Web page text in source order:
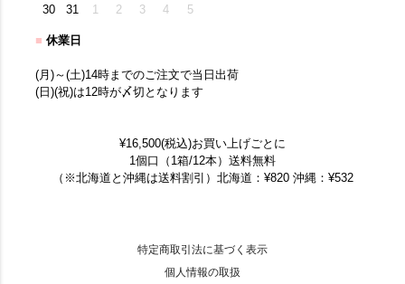
30
31 1 2 3 4 5
■ 休業日
(月)～(土)14時までのご注文で当日出荷
(日)(祝)は12時が〆切となります
¥16,500(税込)お買い上げごとに
1個口（1箱/12本）送料無料
（※北海道と沖縄は送料割引）北海道：¥820 沖縄：¥532
特定商取引法に基づく表示
個人情報の取扱